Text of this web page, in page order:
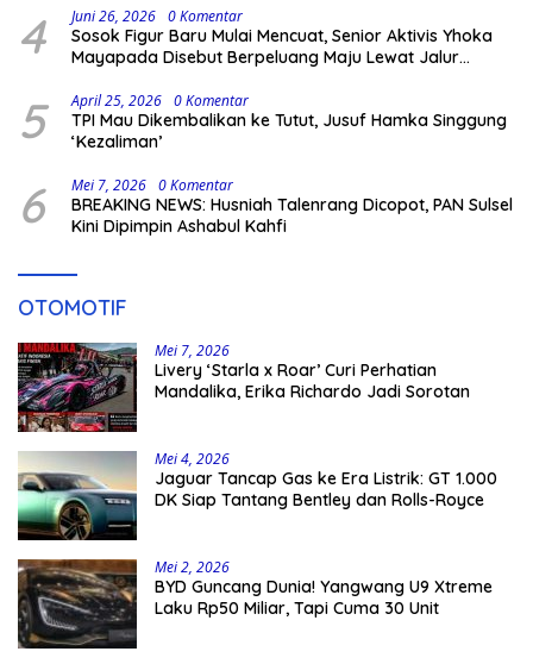
4 Juni 26, 2026 0 Komentar
Sosok Figur Baru Mulai Mencuat, Senior Aktivis Yhoka
Mayapada Disebut Berpeluang Maju Lewat Jalur
5 April 25, 2026 0 Komentar
TPI Mau Dikembalikan ke Tutut, Jusuf Hamka Singgung
‘Kezaliman’
6 Mei 7, 2026 0 Komentar
BREAKING NEWS: Husniah Talenrang Dicopot, PAN Sulsel
Kini Dipimpin Ashabul Kahfi
OTOMOTIF
Mei 7, 2026
Livery ‘Starla x Roar’ Curi Perhatian
Mandalika, Erika Richardo Jadi Sorotan
Mei 4, 2026
Jaguar Tancap Gas ke Era Listrik: GT 1.000
DK Siap Tantang Bentley dan Rolls-Royce
Mei 2, 2026
BYD Guncang Dunia! Yangwang U9 Xtreme
Laku Rp50 Miliar, Tapi Cuma 30 Unit